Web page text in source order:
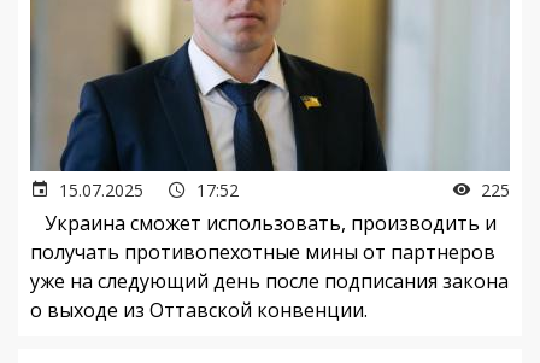
15.07.2025 17:52 225
Украина сможет использовать, производить и
получать противопехотные мины от партнеров
уже на следующий день после подписания закона
о выходе из Оттавской конвенции.